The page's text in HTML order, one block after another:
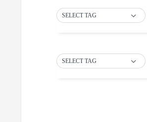
SELECT TAG
SELECT TAG